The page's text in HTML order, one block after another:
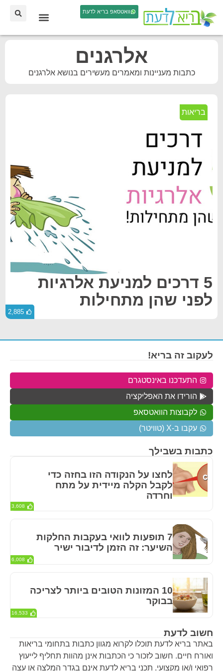
וואטסאפ בריא לדעת
אלרגנים
כתבות מעניינות ומאמרים מעשירים בנושא אלרגנים
בריאות
5 דרכים למניעת אלרגיות
לפני שהן מתחילות
2,885
חשוב לדעת
באתר בריא לדעת תוכלו לקרוא מגוון כתבות בתחומי בריאות
ואורח חיים. חשוב לזכור כי הכתבות אינן מהוות תחליף לייעוץ
רפואי ו/או מקצועי. תכני בריא לדעת אינם בגדר המלצה או עצה
כתבות בשבילך
לחצו על הנקודה הזו בחזה כדי
לקבל הקלה מיידית על מתח
וחרדה
3,608
7 תופעות לוואי בעקבות החלקות
השיער: זה הזמן לדיבור ישיר
6,008
10 המזונות הטובים ביותר לצריכה
בבוקר
16,533
לעקוב זה בריא!
התעדכנו באינסטגרם
הורידו את האפליקציה
לקבוצות הוואטסאפ
עקבו ב-X (טוויטר)